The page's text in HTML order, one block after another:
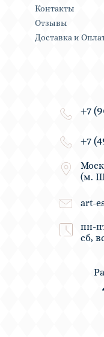
Контакты
Отзывы
Доставка и
+7
+7
(м.
art-
пн-
сб,